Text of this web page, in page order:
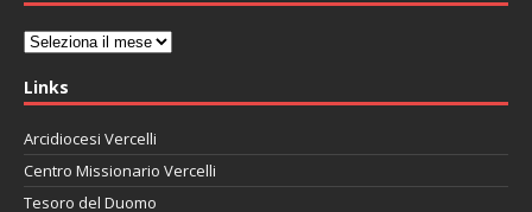
Archivi
Links
Arcidiocesi Vercelli
Centro Missionario Vercelli
Tesoro del Duomo